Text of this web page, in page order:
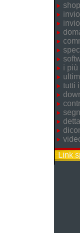
i più
tutti
Link